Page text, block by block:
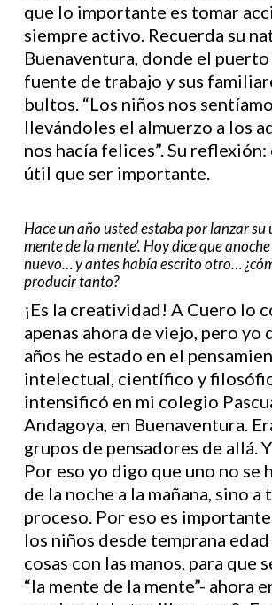
que lo importante es tomar
siempre activo. Recuerda su
Buenaventura, donde el puerto
fuente de trabajo y sus
bultos. “Los niños nos
llevándoles el almuerzo a los
nos hacía felices”. Su
útil que ser importante.
Hace un año usted estaba por lanzar su
mente de la mente’. Hoy dice que
nuevo… y antes había escrito otro…
producir tanto?
¡Es la creatividad! A Cuero lo
apenas ahora de viejo, pero yo
años he estado en el
intelectual, científico y
intensificó en mi colegio
Andagoya, en Buenaventura.
grupos de pensadores de allá.
Por eso yo digo que uno no se
de la noche a la mañana, sino a
proceso. Por eso es
los niños desde temprana edad
cosas con las manos, para que
“la mente de la mente”- ahora